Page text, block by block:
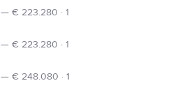
—€ 223.280 · 1
—€ 223.280 · 1
—€ 248.080 · 1